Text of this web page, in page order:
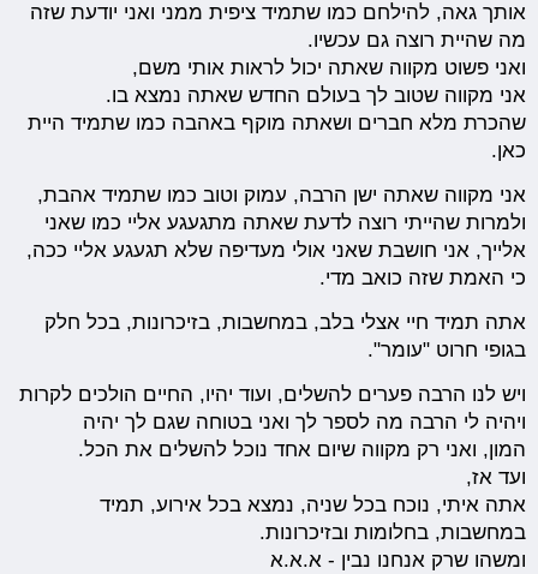
אותך גאה, להילחם כמו שתמיד ציפית ממני ואני יודעת שזה
מה שהיית רוצה גם עכשיו.
ואני פשוט מקווה שאתה יכול לראות אותי משם,
אני מקווה שטוב לך בעולם החדש שאתה נמצא בו.
שהכרת מלא חברים ושאתה מוקף באהבה כמו שתמיד היית
כאן.
אני מקווה שאתה ישן הרבה, עמוק וטוב כמו שתמיד אהבת,
ולמרות שהייתי רוצה לדעת שאתה מתגעגע אליי כמו שאני
אלייך, אני חושבת שאני אולי מעדיפה שלא תגעגע אליי ככה,
כי האמת שזה כואב מדי.
אתה תמיד חיי אצלי בלב, במחשבות, בזיכרונות, בכל חלק
בגופי חרוט "עומר".
ויש לנו הרבה פערים להשלים, ועוד יהיו, החיים הולכים לקרות
ויהיה לי הרבה מה לספר לך ואני בטוחה שגם לך יהיה
המון, ואני רק מקווה שיום אחד נוכל להשלים את הכל.
ועד אז,
אתה איתי, נוכח בכל שניה, נמצא בכל אירוע, תמיד
במחשבות, בחלומות ובזיכרונות.
ומשהו שרק אנחנו נבין - א.א.א